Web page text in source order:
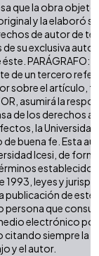
que la obra
y la elaboró
de autor de
su exclusiva
PARÁGRAFO:
de un tercero
sobre el artículo,
asumirá la
de los derechos
la Universidad
buena fe. Esta
Icesi, de
establecidos
1993, leyes y
publicación de este
que
electrónico
citando siempre la
y el autor.